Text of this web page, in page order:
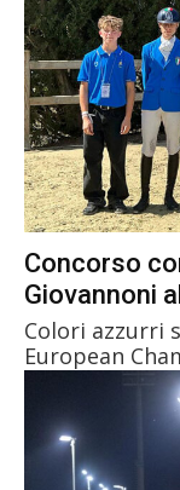
Concorso
Giovannoni
Colori azzurri
European